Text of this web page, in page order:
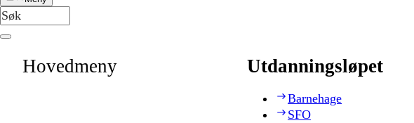
Hovedmeny Utdanningsløpet
Barnehage
SFO